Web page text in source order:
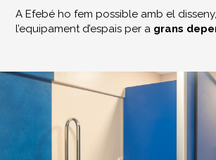
A Efebé ho fem possible amb el
l’equipament d’espais per a grans